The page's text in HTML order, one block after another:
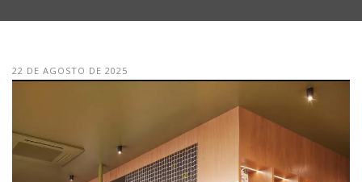
22 DE AGOSTO DE 2025